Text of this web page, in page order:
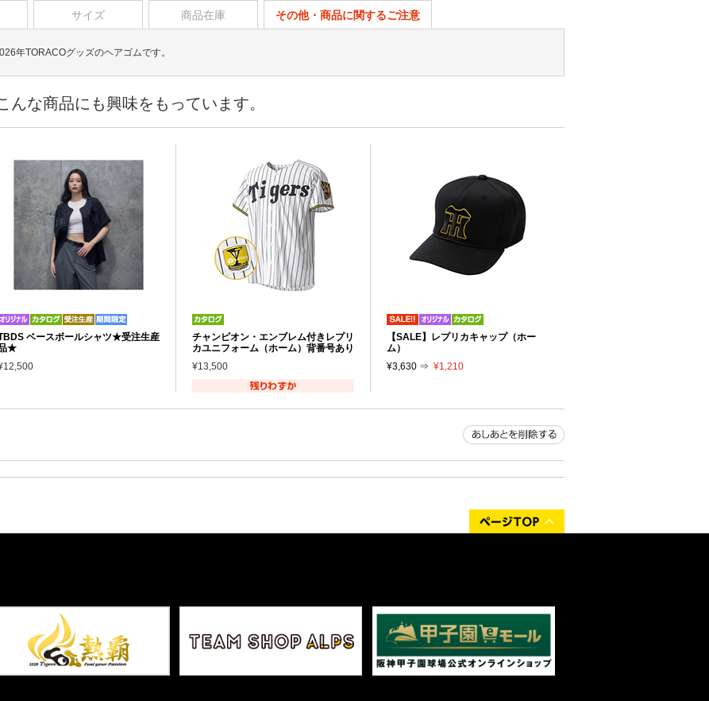
サイズ 商品在庫 その他・商品に関するご注意
年TORACOグッズのヘアゴムです。
んな商品にも興味をもっています。
ベースボールシャツ★受注生産
★
チャンピオン・エンブレム付きレプリ
カユニフォーム（ホーム）背番号あり
¥13,500
【SALE】レプリカキャップ（ホー
ム）
¥3,630 ⇒ ¥1,210